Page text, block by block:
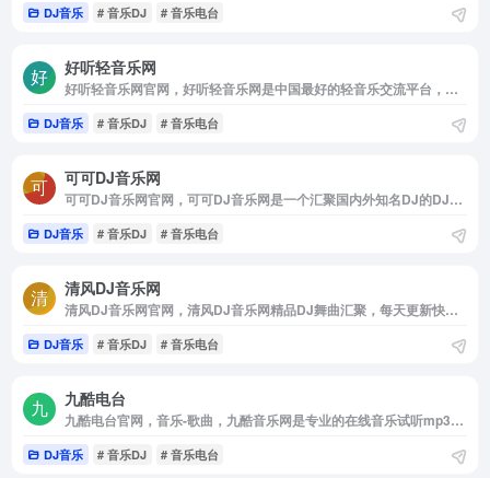
DJ音乐 # 音乐DJ # 音乐电台
好听轻音乐网
好听轻音乐网官网，好听轻音乐网是中国最好的轻音乐交流平台，专注于分享好听的轻音乐，纯音乐，经典钢琴曲，中国轻音乐，新世纪音乐，背景音乐，是专业的轻音乐在线试听，MP3下载网站。
DJ音乐 # 音乐DJ # 音乐电台
可可DJ音乐网
可可DJ音乐网官网，可可DJ音乐网是一个汇聚国内外知名DJ的DJ平台，我们提供DJ舞曲app，包括ios，Android，pc端和微信公众号多客户端，提供求职招聘，原创舞曲发布，电音现场，舞曲视频，在线舞曲试听下载的综合性DJ门户网。
DJ音乐 # 音乐DJ # 音乐电台
清风DJ音乐网
清风DJ音乐网官网，清风DJ音乐网精品DJ舞曲汇聚，每天更新快人一步，专业DJ团队精心制作好听的串烧，打造车载DJ舞曲，为DJ工作者收录国外DJ舞曲，提供高音质在线试听及MP3下载，全方位满足DJ工作者及音乐爱好者的需求。
DJ音乐 # 音乐DJ # 音乐电台
九酷电台
九酷电台官网，音乐-歌曲，九酷音乐网是专业的在线音乐试听mp3下载网站，收录了网上最新歌曲和流行音乐，网络歌曲，好听的歌，抖音热门歌曲，经典老歌等最新流行歌曲MP3下载试听服务，是您寻找好听的歌首选网站。
DJ音乐 # 音乐DJ # 音乐电台